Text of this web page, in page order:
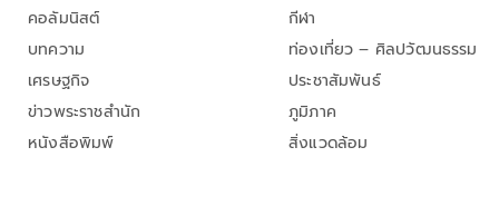
คอลัมนิสต์
บทความ
เศรษฐกิจ
ข่าวพระราชสำนัก
หนังสือพิมพ์
กีฬา
ท่องเที่ยว – ศิลปวัฒนธรรม
ประชาสัมพันธ์
ภูมิภาค
สิ่งแวดล้อม